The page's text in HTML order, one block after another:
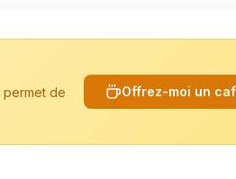
permet de
Offrez-moi un